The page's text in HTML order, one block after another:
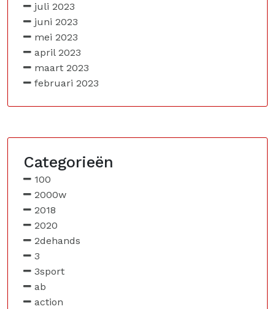
juli 2023
juni 2023
mei 2023
april 2023
maart 2023
februari 2023
Categorieën
100
2000w
2018
2020
2dehands
3
3sport
ab
action